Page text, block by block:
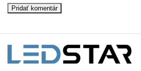
Pridať komentár